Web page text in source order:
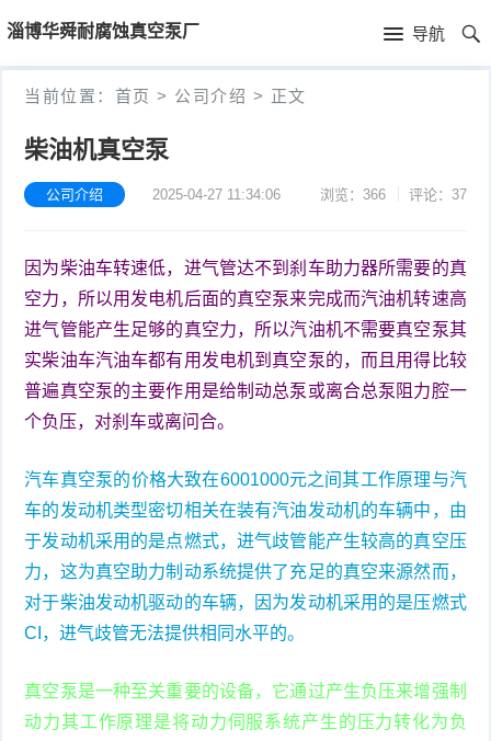
淄博华舜耐腐蚀真空泵厂 导航
首
页
首
当前位置： 首页 > 公司介绍 > 正文
柴油机真空泵
公司介绍 2025-04-27 11:34:06 浏览：366 评论：37
因为柴油车转速低，进气管达不到刹车助力器所需要的真
空力，所以用发电机后面的真空泵来完成而汽油机转速高
进气管能产生足够的真空力，所以汽油机不需要真空泵其
实柴油车汽油车都有用发电机到真空泵的，而且用得比较
普遍真空泵的主要作用是给制动总泵或离合总泵阻力腔一
个负压，对刹车或离问合。
汽车真空泵的价格大致在6001000元之间其工作原理与汽
车的发动机类型密切相关在装有汽油发动机的车辆中，由
于发动机采用的是点燃式，进气歧管能产生较高的真空压
力，这为真空助力制动系统提供了充足的真空来源然而，
对于柴油发动机驱动的车辆，因为发动机采用的是压燃式
CI，进气歧管无法提供相同水平的。
真空泵是一种至关重要的设备，它通过产生负压来增强制
动力其工作原理是将动力伺服系统产生的压力转化为负